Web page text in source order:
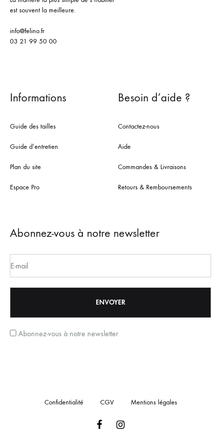
est souvent la meilleure.
info@felino.fr
03 21 99 50 00
Informations
Guide des tailles
Guide d’entretien
Plan du site
Espace Pro
Besoin d’aide ?
Contactez-nous
Aide
Commandes & Livraisons
Retours & Remboursements
Abonnez-vous à notre newsletter
Abonnez-vous à notre newsletter
Confidentialité CGV Mentions légales
FacebookInstagram